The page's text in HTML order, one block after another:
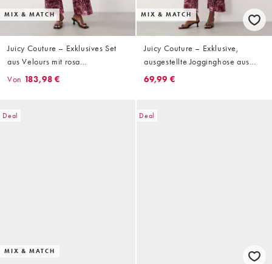
MIX & MATCH
Juicy Couture – Exklusives Set
aus Velours mit rosa
Leopardenmuster, bestehend aus
Von 183,98 €
MIX & MATCH
Juicy Couture – Exklusive,
ausgestellte Jogginghose aus
Velours mit rosa
69,99 €
Deal
MIX & MATCH
Deal